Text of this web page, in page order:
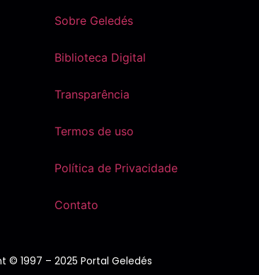
Sobre Geledés
Biblioteca Digital
Transparência
Termos de uso
Política de Privacidade
Contato
© 1997 – 2025 Portal Geledés